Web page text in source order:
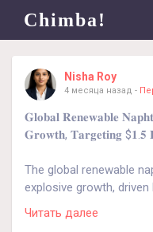
Chimba!
Nisha Roy
4 месяца назад -
𝐆𝐥𝐨𝐛𝐚𝐥 𝐑𝐞𝐧𝐞𝐰𝐚𝐛𝐥𝐞
𝐆𝐫𝐨𝐰𝐭𝐡, 𝐓𝐚𝐫𝐠𝐞𝐭𝐢𝐧𝐠 $𝟏.𝟓
The global renewable
explosive growth,
towards carbon
urgent need for
Читать далее